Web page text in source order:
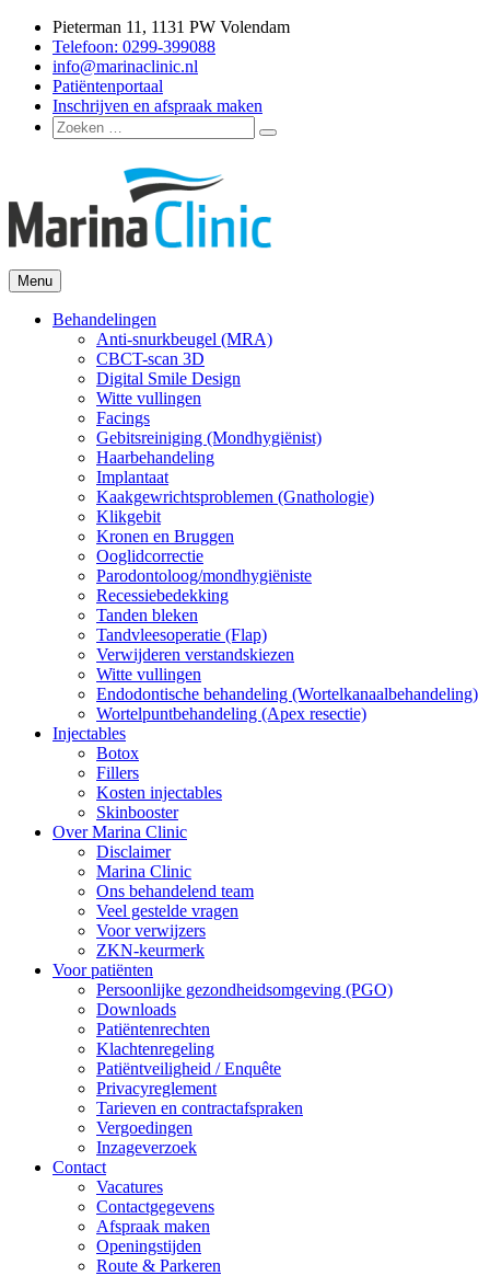
naar
inhoud
Pieterman 11, 1131 PW Volendam
Telefoon: 0299-399088
info@marinaclinic.nl
Patiëntenportaal
Inschrijven en afspraak maken
Zoeken
naar:
Zoeken
Marina Clinic
Omdat u goed in uw vel mag zitten.
Menu
Behandelingen
Anti-snurkbeugel (MRA)
CBCT-scan 3D
Digital Smile Design
Witte vullingen
Facings
Gebitsreiniging (Mondhygiënist)
Haarbehandeling
Implantaat
Kaakgewrichtsproblemen (Gnathologie)
Klikgebit
Kronen en Bruggen
Ooglidcorrectie
Parodontoloog/mondhygiëniste
Recessiebedekking
Tanden bleken
Tandvleesoperatie (Flap)
Verwijderen verstandskiezen
Witte vullingen
Endodontische behandeling (Wortelkanaalbehandeling)
Wortelpuntbehandeling (Apex resectie)
Injectables
Botox
Fillers
Kosten injectables
Skinbooster
Over Marina Clinic
Disclaimer
Marina Clinic
Ons behandelend team
Veel gestelde vragen
Voor verwijzers
ZKN-keurmerk
Voor patiënten
Persoonlijke gezondheidsomgeving (PGO)
Downloads
Patiëntenrechten
Klachtenregeling
Patiëntveiligheid / Enquête
Privacyreglement
Tarieven en contractafspraken
Vergoedingen
Inzageverzoek
Contact
Vacatures
Contactgegevens
Afspraak maken
Openingstijden
Route & Parkeren